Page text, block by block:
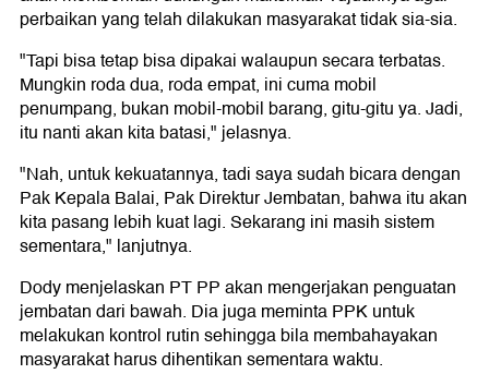
perbaikan yang telah dilakukan masyarakat tidak sia-sia.
"Tapi bisa tetap bisa dipakai walaupun secara terbatas.
Mungkin roda dua, roda empat, ini cuma mobil
penumpang, bukan mobil-mobil barang, gitu-gitu ya. Jadi,
itu nanti akan kita batasi," jelasnya.
"Nah, untuk kekuatannya, tadi saya sudah bicara dengan
Pak Kepala Balai, Pak Direktur Jembatan, bahwa itu akan
kita pasang lebih kuat lagi. Sekarang ini masih sistem
sementara," lanjutnya.
Dody menjelaskan PT PP akan mengerjakan penguatan
jembatan dari bawah. Dia juga meminta PPK untuk
melakukan kontrol rutin sehingga bila membahayakan
masyarakat harus dihentikan sementara waktu.